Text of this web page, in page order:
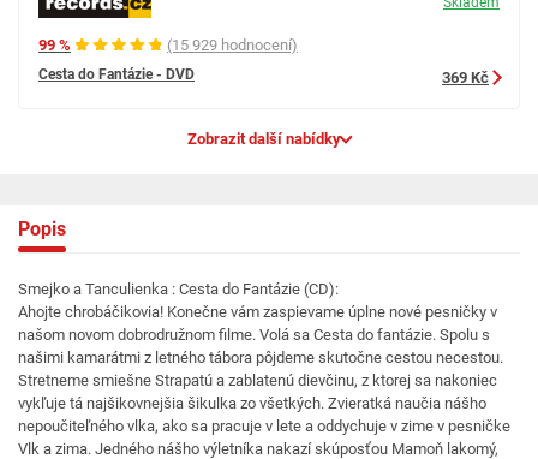
99 % (15 929 hodnocení)
Cesta do Fantázie - DVD 369 Kč
Zobrazit další nabídky
Popis
Smejko a Tanculienka : Cesta do Fantázie (CD):
Ahojte chrobáčikovia! Konečne vám zaspievame úplne nové pesničky v
našom novom dobrodružnom filme. Volá sa Cesta do fantázie. Spolu s
našimi kamarátmi z letného tábora pôjdeme skutočne cestou necestou.
Stretneme smiešne Strapatú a zablatenú dievčinu, z ktorej sa nakoniec
vykľuje tá najšikovnejšia šikulka zo všetkých. Zvieratká naučia nášho
nepoučiteľného vlka, ako sa pracuje v lete a oddychuje v zime v pesničke
Vlk a zima. Jedného nášho výletníka nakazí skúposťou Mamoň lakomý,